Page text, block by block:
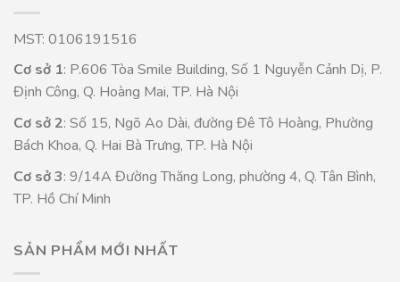
MST: 0106191516
Cơ sở 1: P.606 Tòa Smile Building, Số 1 Nguyễn Cảnh Dị, P.
Định Công, Q. Hoàng Mai, TP. Hà Nội
Cơ sở 2: Số 15, Ngõ Ao Dài, đường Đê Tô Hoàng, Phường
Bách Khoa, Q. Hai Bà Trưng, TP. Hà Nội
Cơ sở 3: 9/14A Đường Thăng Long, phường 4, Q. Tân Bình,
TP. Hồ Chí Minh
SẢN PHẨM MỚI NHẤT